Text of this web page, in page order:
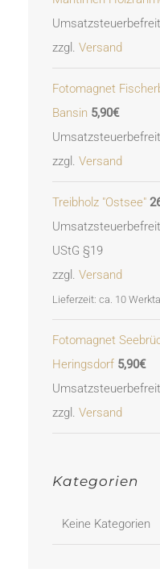
zzgl. Versand
Fotomagnet
Bansin 5,90€
zzgl. Versand
Treibholz "Ostsee"
UStG §19
zzgl. Versand
Lieferzeit: ca. 10
Fotomagnet
Heringsdorf 5,90€
zzgl. Versand
Kategorien
Keine Kategorien